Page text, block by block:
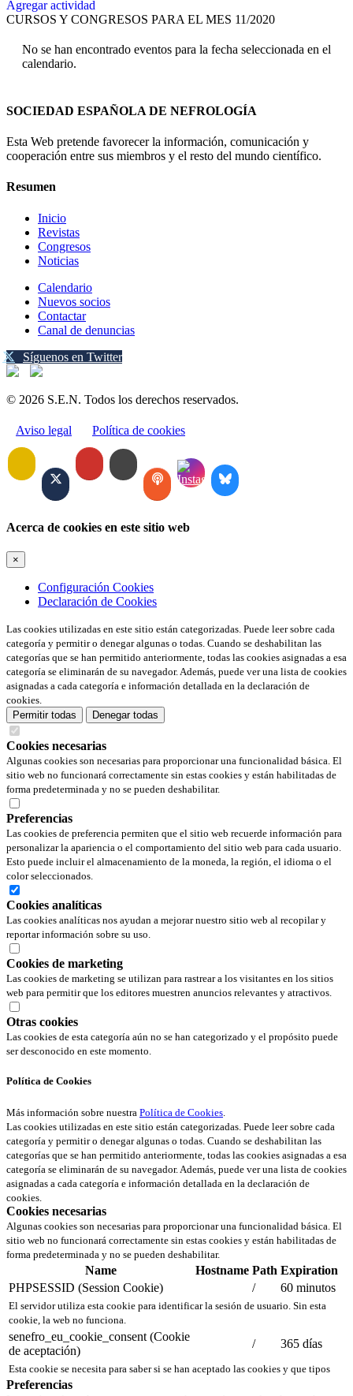
Agregar actividad
CURSOS Y CONGRESOS PARA EL MES 11/2020
No se han encontrado eventos para la fecha seleccionada en el
calendario.
SOCIEDAD ESPAÑOLA DE NEFROLOGÍA
Esta Web pretende favorecer la información, comunicación y
cooperación entre sus miembros y el resto del mundo científico.
Resumen
Inicio
Revistas
Congresos
Noticias
Calendario
Nuevos socios
Contactar
Canal de denuncias
Síguenos en Twitter
© 2026 S.E.N. Todos los derechos reservados.
Aviso legal Política de cookies
Acerca de cookies en este sitio web
×
Configuración Cookies
Declaración de Cookies
Las cookies utilizadas en este sitio están categorizadas. Puede leer sobre cada
categoría y permitir o denegar algunas o todas. Cuando se deshabilitan las
categorías que se han permitido anteriormente, todas las cookies asignadas a esa
categoría se eliminarán de su navegador. Además, puede ver una lista de cookies
asignadas a cada categoría e información detallada en la declaración de
cookies.
Permitir todas
Denegar todas
Cookies necesarias
Algunas cookies son necesarias para proporcionar una funcionalidad básica. El
sitio web no funcionará correctamente sin estas cookies y están habilitadas de
forma predeterminada y no se pueden deshabilitar.
Preferencias
Las cookies de preferencia permiten que el sitio web recuerde información para
personalizar la apariencia o el comportamiento del sitio web para cada usuario.
Esto puede incluir el almacenamiento de la moneda, la región, el idioma o el
color seleccionados.
Cookies analíticas
Las cookies analíticas nos ayudan a mejorar nuestro sitio web al recopilar y
reportar información sobre su uso.
Cookies de marketing
Las cookies de marketing se utilizan para rastrear a los visitantes en los sitios
web para permitir que los editores muestren anuncios relevantes y atractivos.
Otras cookies
Las cookies de esta categoría aún no se han categorizado y el propósito puede
ser desconocido en este momento.
Política de Cookies
Más información sobre nuestra Política de Cookies.
Las cookies utilizadas en este sitio están categorizadas. Puede leer sobre cada
categoría y permitir o denegar algunas o todas. Cuando se deshabilitan las
categorías que se han permitido anteriormente, todas las cookies asignadas a esa
categoría se eliminarán de su navegador. Además, puede ver una lista de cookies
asignadas a cada categoría e información detallada en la declaración de
cookies.
Cookies necesarias
Algunas cookies son necesarias para proporcionar una funcionalidad básica. El
sitio web no funcionará correctamente sin estas cookies y están habilitadas de
forma predeterminada y no se pueden deshabilitar.
Name Hostname Path Expiration
PHPSESSID (Session Cookie)
/ 60 minutos
El servidor utiliza esta cookie para identificar la sesión de usuario. Sin esta
cookie, la web no funciona.
senefro_eu_cookie_consent (Cookie
de aceptación)
/ 365 días
Esta cookie se necesita para saber si se han aceptado las cookies y que tipos
Preferencias